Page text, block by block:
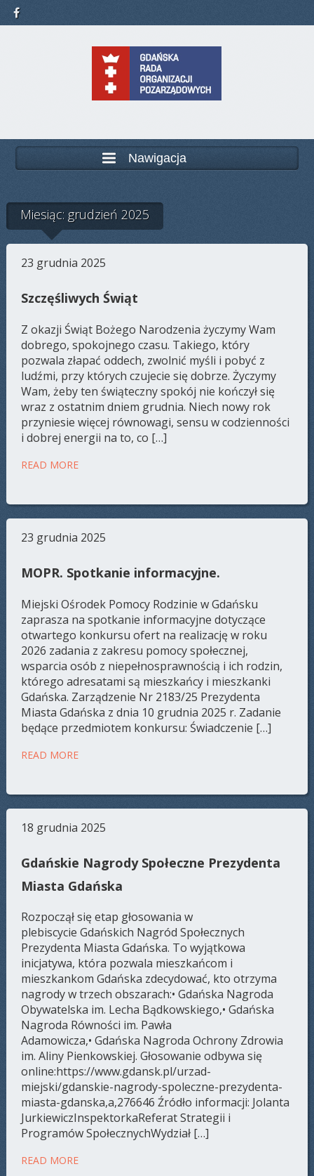
Nawigacja
Miesiąc: grudzień 2025
23 grudnia 2025
Szczęśliwych Świąt
Z okazji Świąt Bożego Narodzenia życzymy Wam
dobrego, spokojnego czasu. Takiego, który
pozwala złapać oddech, zwolnić myśli i pobyć z
ludźmi, przy których czujecie się dobrze. Życzymy
Wam, żeby ten świąteczny spokój nie kończył się
wraz z ostatnim dniem grudnia. Niech nowy rok
przyniesie więcej równowagi, sensu w codzienności
i dobrej energii na to, co […]
READ MORE
23 grudnia 2025
MOPR. Spotkanie informacyjne.
Miejski Ośrodek Pomocy Rodzinie w Gdańsku
zaprasza na spotkanie informacyjne dotyczące
otwartego konkursu ofert na realizację w roku
2026 zadania z zakresu pomocy społecznej,
wsparcia osób z niepełnosprawnością i ich rodzin,
którego adresatami są mieszkańcy i mieszkanki
Gdańska. Zarządzenie Nr 2183/25 Prezydenta
Miasta Gdańska z dnia 10 grudnia 2025 r. Zadanie
będące przedmiotem konkursu: Świadczenie […]
READ MORE
18 grudnia 2025
Gdańskie Nagrody Społeczne Prezydenta
Miasta Gdańska
Rozpoczął się etap głosowania w
plebiscycie Gdańskich Nagród Społecznych
Prezydenta Miasta Gdańska. To wyjątkowa
inicjatywa, która pozwala mieszkańcom i
mieszkankom Gdańska zdecydować, kto otrzyma
nagrody w trzech obszarach:• Gdańska Nagroda
Obywatelska im. Lecha Bądkowskiego,• Gdańska
Nagroda Równości im. Pawła
Adamowicza,• Gdańska Nagroda Ochrony Zdrowia
im. Aliny Pienkowskiej. Głosowanie odbywa się
online:https://www.gdansk.pl/urzad-
miejski/gdanskie-nagrody-spoleczne-prezydenta-
miasta-gdanska,a,276646 Źródło informacji: Jolanta
JurkiewiczInspektorkaReferat Strategii i
Programów SpołecznychWydział […]
READ MORE